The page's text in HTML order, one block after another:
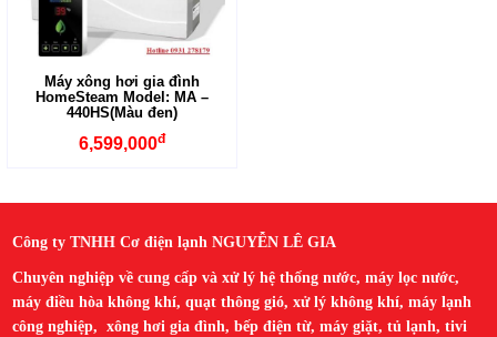
Máy xông hơi gia đình
HomeSteam Model: MA –
440HS(Màu đen)
6,599,000đ
Công ty TNHH Cơ điện lạnh NGUYỄN LÊ GIA
Chuyên nghiệp về cung cấp và xử lý hệ thống nước, máy lọc nước,
máy điều hòa không khí, quạt thông gió, xử lý không khí, máy lạnh
công nghiệp, xông hơi gia đình, bếp điện từ, máy giặt, tủ lạnh, tivi